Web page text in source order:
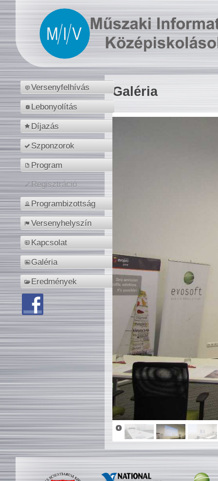
Versenyfelhívás
Lebonyolítás
Díjazás
Szponzorok
Program
Regisztráció
Programbizottság
Versenyhelyszín
Kapcsolat
Galéria
Eredmények
Galéria